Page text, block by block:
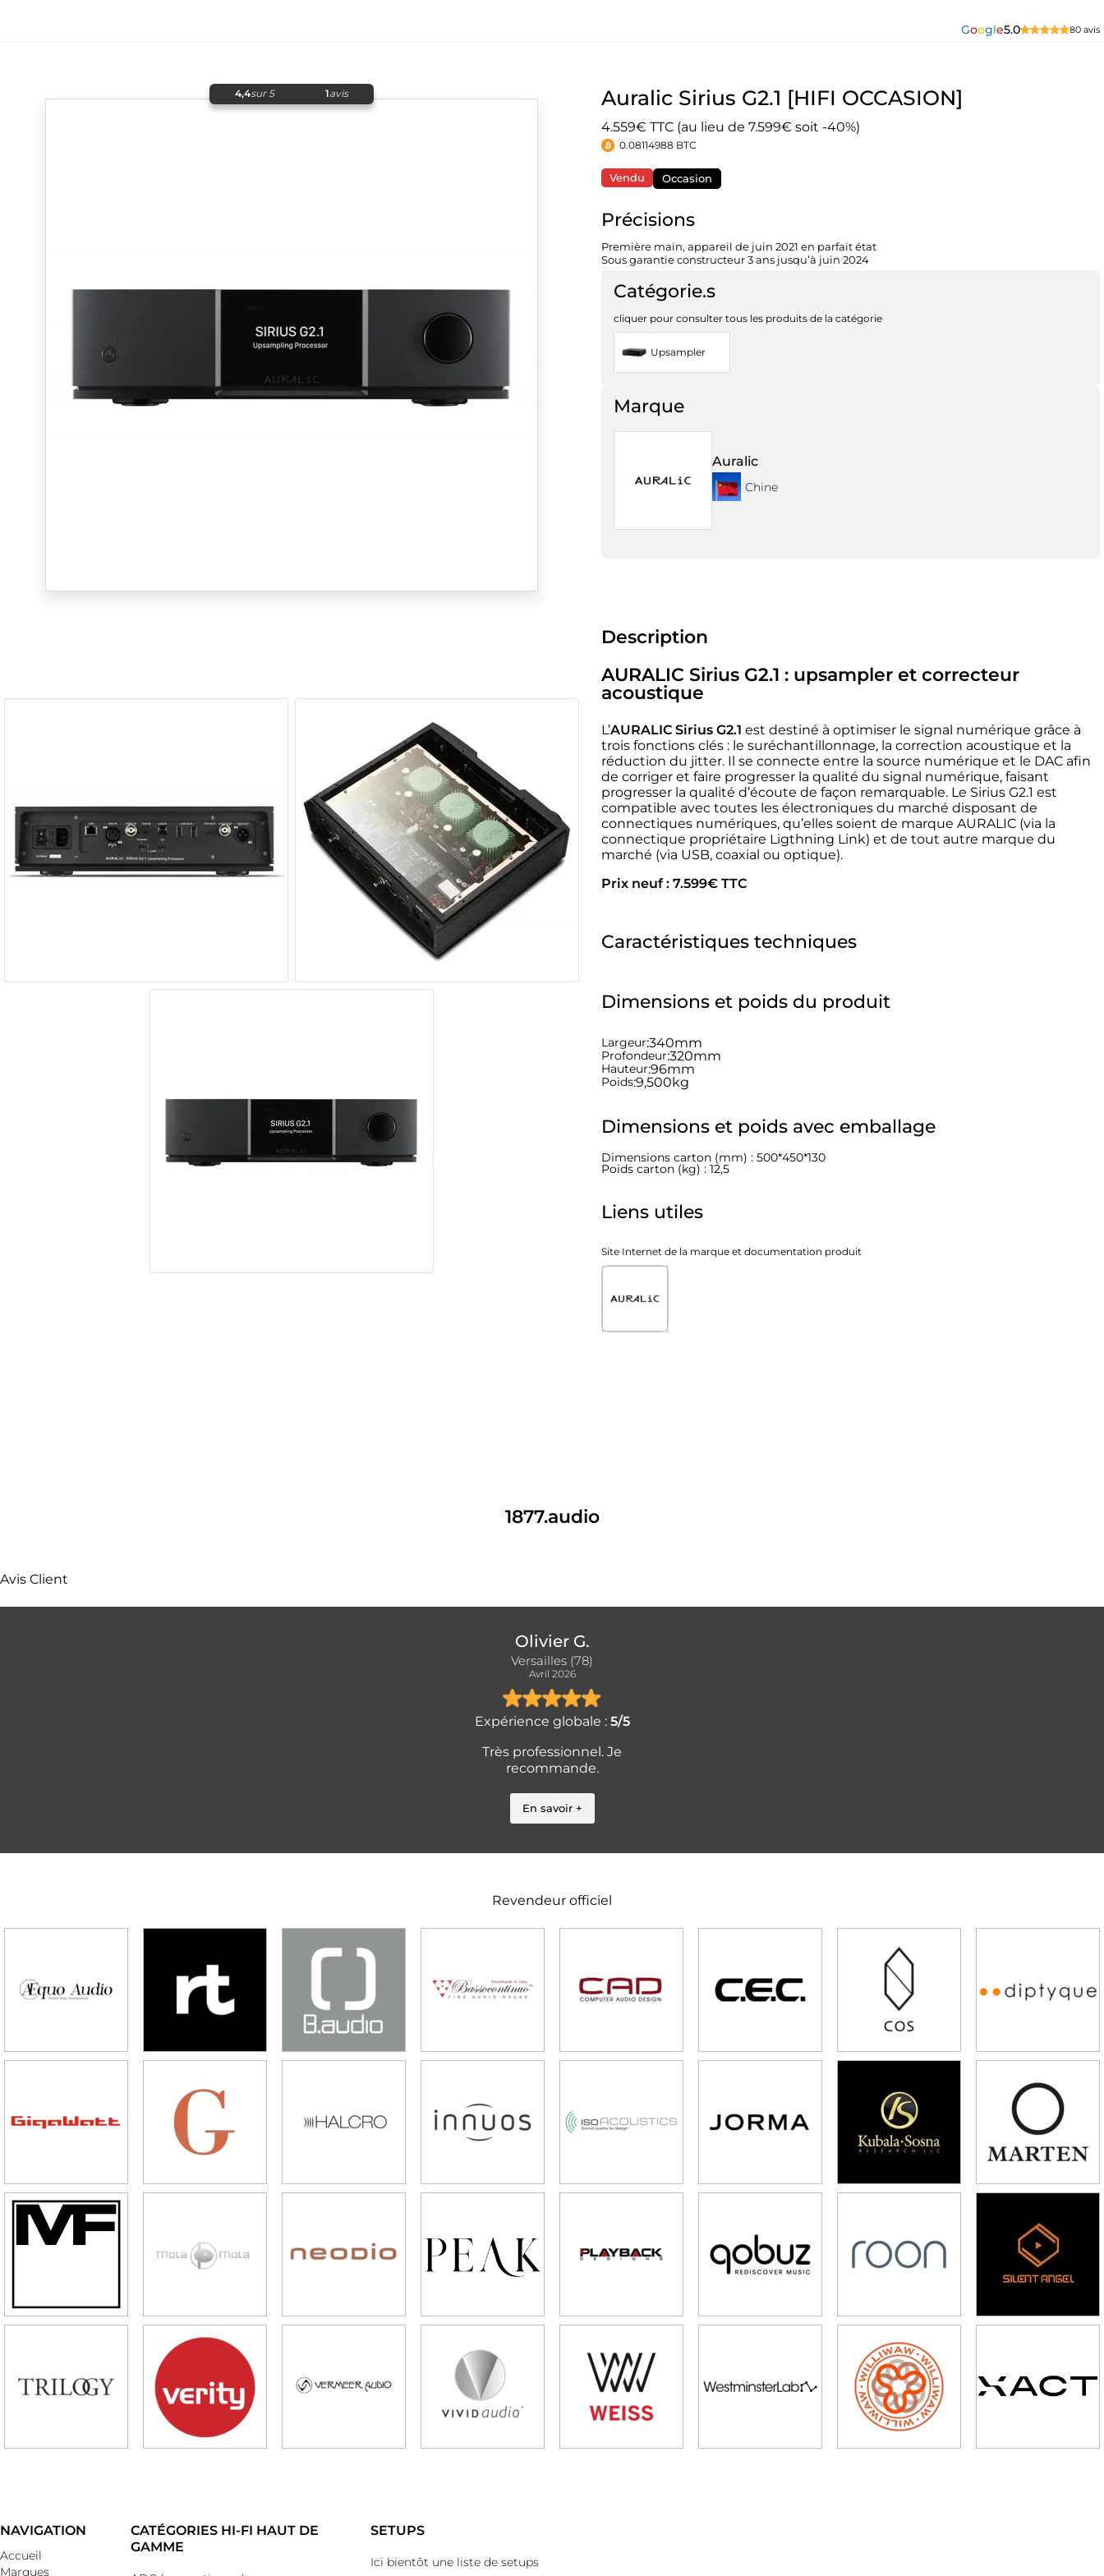
Google5.0 80 avis
4,4sur 5 1avis Auralic Sirius G2.1 [HIFI OCCASION]
4.559€ TTC (au lieu de 7.599€ soit -40%)
0.08114988 BTC
Vendu Occasion
Précisions
Première main, appareil de juin 2021 en parfait état
Sous garantie constructeur 3 ans jusqu’à juin 2024
Catégorie.s
cliquer pour consulter tous les produits de la catégorie
Upsampler
Marque
Auralic
Chine
Description
AURALIC Sirius G2.1 : upsampler et correcteur
acoustique
L’AURALIC Sirius G2.1 est destiné à optimiser le signal numérique grâce à
trois fonctions clés : le suréchantillonnage, la correction acoustique et la
réduction du jitter. Il se connecte entre la source numérique et le DAC afin
de corriger et faire progresser la qualité du signal numérique, faisant
progresser la qualité d’écoute de façon remarquable. Le Sirius G2.1 est
compatible avec toutes les électroniques du marché disposant de
connectiques numériques, qu’elles soient de marque AURALIC (via la
connectique propriétaire Ligthning Link) et de tout autre marque du
marché (via USB, coaxial ou optique).
Prix neuf : 7.599€ TTC
Caractéristiques techniques
Dimensions et poids du produit
Largeur:340mm
Profondeur:320mm
Hauteur:96mm
Poids:9,500kg
Dimensions et poids avec emballage
Dimensions carton (mm) : 500*450*130
Poids carton (kg) : 12,5
Liens utiles
Site Internet de la marque et documentation produit
1877.audio
Avis Client
Olivier G.
Versailles (78)
Avril 2026
Expérience globale : 5/5
Très professionnel. Je
recommande.
En savoir +
Revendeur officiel
NAVIGATION
Accueil
Marques
CATÉGORIES HI-FI HAUT DE
GAMME
SETUPS
Ici bientôt une liste de setups